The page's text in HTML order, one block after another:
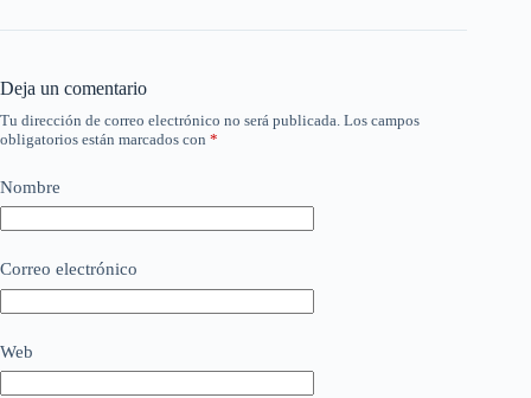
Deja un comentario
Tu dirección de correo electrónico no será publicada. Los campos
obligatorios están marcados con *
Nombre
Correo electrónico
Web